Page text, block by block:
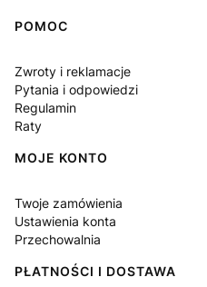
Linki w stopce
POMOC
Zwroty i reklamacje
Pytania i odpowiedzi
Regulamin
Raty
MOJE KONTO
Twoje zamówienia
Ustawienia konta
Przechowalnia
PŁATNOŚCI I DOSTAWA